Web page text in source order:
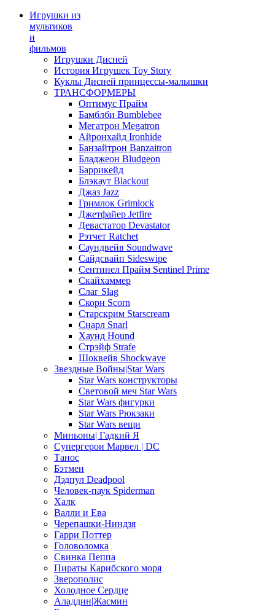
Игрушки из
мультиков
и
фильмов
Игрушки Дисней
История Игрушек Toy Story
Куклы Дисней принцессы-малышки
ТРАНСФОРМЕРЫ
Оптимус Прайм
Бамблби Bumblebee
Мегатрон Megatron
Айронхайд Ironhide
Банзайтрон Banzaitron
Бладжеон Bludgeon
Баррикейд
Блэкаут Blackout
Джаз Jazz
Гримлок Grimlock
Джетфайер Jetfire
Девастатор Devastator
Рэтчет Ratchet
Саундвейв Soundwave
Сайдсвайп Sideswipe
Сентинел Прайм Sentinel Prime
Скайхаммер
Слаг Slag
Скорн Scorn
Старскрим Starscream
Снарл Snarl
Хаунд Hound
Стрэйф Strafe
Шоквейв Shockwave
Звездные Войны|Star Wars
Star Wars конструкторы
Световой меч Star Wars
Star Wars фигурки
Star Wars Рюкзаки
Star Wars вещи
Миньоны| Гадкий Я
Супергерои Марвел | DC
Танос
Бэтмен
Дэдпул Deadpool
Человек-паук Spiderman
Халк
Валли и Ева
Черепашки-Ниндзя
Гарри Поттер
Головоломка
Свинка Пеппа
Пираты Карибского моря
Зверополис
Холодное Сердце
Аладдин|Жасмин